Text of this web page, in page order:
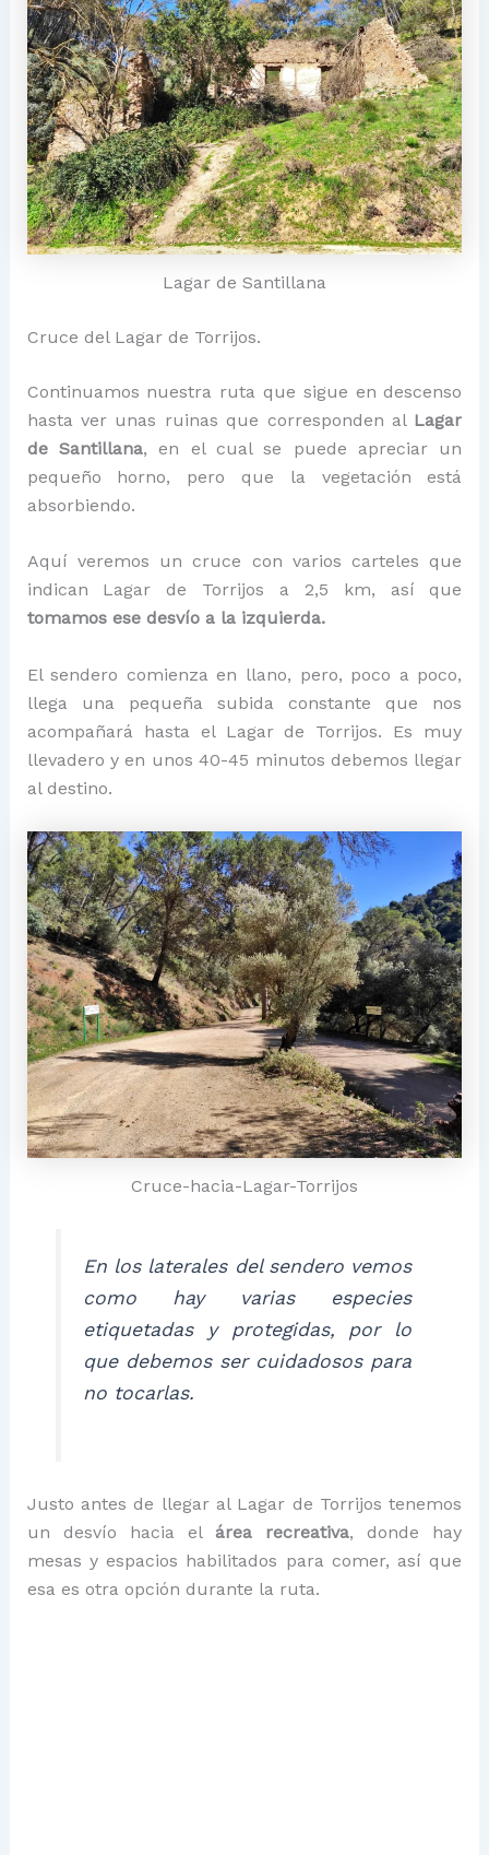
Lagar de Santillana
Cruce del Lagar de Torrijos.
Continuamos nuestra ruta que sigue en descenso
hasta ver unas ruinas que corresponden al Lagar
de Santillana, en el cual se puede apreciar un
pequeño horno, pero que la vegetación está
absorbiendo.
Aquí veremos un cruce con varios carteles que
indican Lagar de Torrijos a 2,5 km, así que
tomamos ese desvío a la izquierda.
El sendero comienza en llano, pero, poco a poco,
llega una pequeña subida constante que nos
acompañará hasta el Lagar de Torrijos. Es muy
llevadero y en unos 40-45 minutos debemos llegar
al destino.
Cruce-hacia-Lagar-Torrijos
En los laterales del sendero vemos
como hay varias especies
etiquetadas y protegidas, por lo
que debemos ser cuidadosos para
no tocarlas.
Justo antes de llegar al Lagar de Torrijos tenemos
un desvío hacia elárea recreativa, donde hay
mesas y espacios habilitados para comer, así que
esa es otra opción durante la ruta.